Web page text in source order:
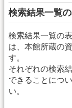
検索結果一覧
検索結果一覧の
は、本館所蔵の
す。
それぞれの検索
できることにつ
い。